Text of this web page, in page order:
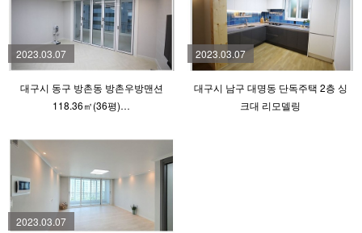
2023.03.07
대구시 동구 방촌동 방촌우방맨션
118.36㎡(36평)…
2023.03.07
대구시 남구 대명동 단독주택 2층 싱
크대 리모델링
2023.03.07